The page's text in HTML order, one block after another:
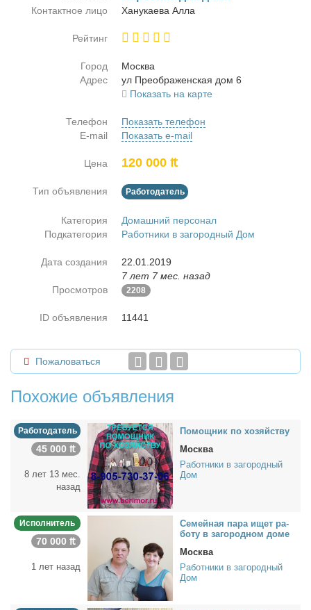
Контактное лицо Ха­ну­ка­е­ва Ал­ла
Рейтинг
Город
Москва
Адрес
ул Пре­об­ра­жен­ская дом 6
Показать на карте
Телефон
Показать телефон
E-mail
Показать e-mail
Цена 120 000 ₶
Тип объявления Работодатель
Категория
Домашний персонал
Подкатегория
Работники в загородный Дом
Дата создания
22.01.2019
7 лет 7 мес. назад
Просмотров
2208
ID объявления 11441
Пожаловаться
Похожие объявления
Работодатель
45 000 ₶
8 лет 13 мес.
назад
По­мощ­ник по хо­зяй­ству
Москва
Работники в загородный
Дом
Исполнитель
70 000 ₶
1 лет назад
Се­мей­ная па­ра ищет ра­
бо­ту в за­го­род­ном до­ме
Москва
Работники в загородный
Дом